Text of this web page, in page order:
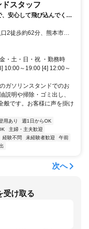
スタッフ
安心して飛び込んでくだ
2徒歩約62分、熊本市電
八丁馬場出入口徒歩約63
・土・日・祝 ・勤務時
10:00～19:00 [4] 12:00～
ガソリンスタンドでのお
説明や掃除・ゴミ出し、
般です。お客様に声を掛け
用あり
週1日からOK
主婦・主夫歓迎
経験不問 未経験者歓迎
午前
次へ
受け取る